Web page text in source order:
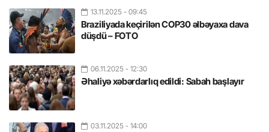
13.11.2025 - 09:45
Braziliyada keçirilən COP30 əlbəyaxa dava
düşdü – FOTO
06.11.2025 - 12:30
Əhaliyə xəbərdarlıq edildi: Sabah başlayır
03.11.2025 - 14:00